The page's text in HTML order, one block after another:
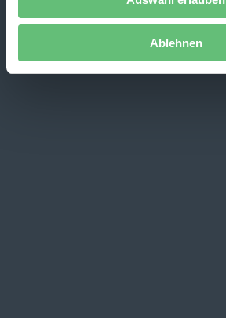
Ablehnen